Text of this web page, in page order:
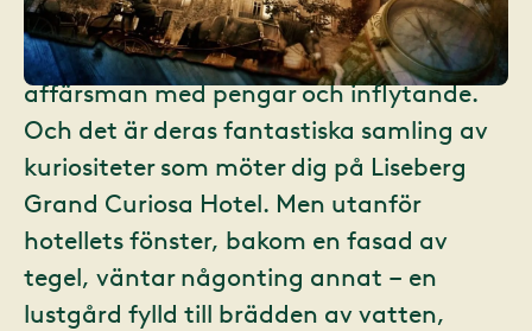
Agnes, en romantiker med öga för
kuriosa och hennes man Herr Daler, en
affärsman med pengar och inflytande.
Och det är deras fantastiska samling av
kuriositeter som möter dig på Liseberg
Grand Curiosa Hotel. Men utanför
hotellets fönster, bakom en fasad av
tegel, väntar någonting annat – en
lustgård fylld till brädden av vatten,